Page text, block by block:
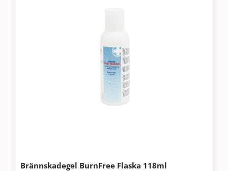
Brännskadegel BurnFree Flaska 118ml